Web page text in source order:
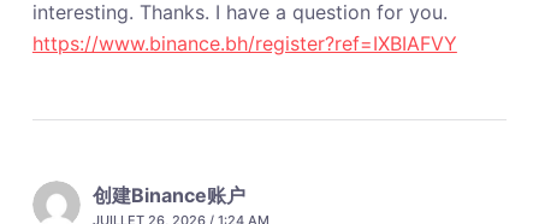
interesting. Thanks. I have a question for you.
https://www.binance.bh/register?ref=IXBIAFVY
创建Binance账户
JUILLET 26, 2026 / 1:24 AM